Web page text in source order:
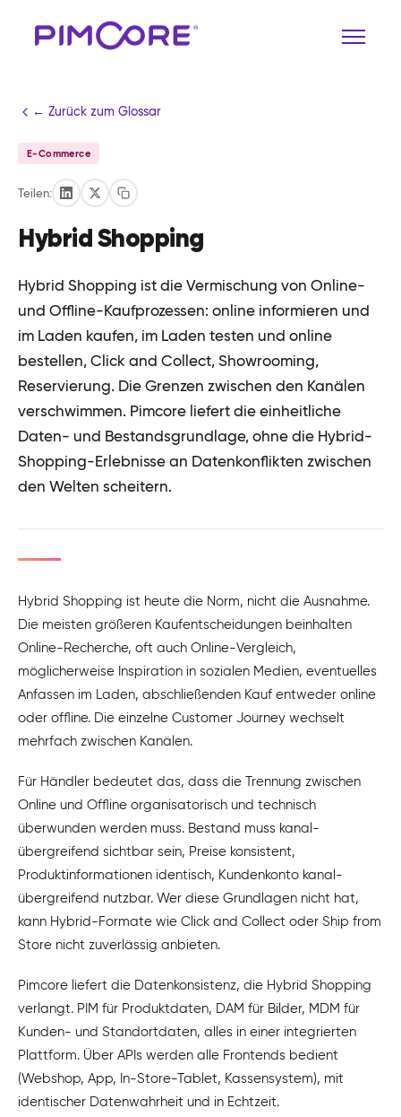
← Zurück zum Glossar
E-Commerce
Teilen:
Hybrid Shopping
Hybrid Shopping ist die Vermischung von Online-
und Offline-Kaufprozessen: online informieren und
im Laden kaufen, im Laden testen und online
bestellen, Click and Collect, Showrooming,
Reservierung. Die Grenzen zwischen den Kanälen
verschwimmen. Pimcore liefert die einheitliche
Daten- und Bestandsgrundlage, ohne die Hybrid-
Shopping-Erlebnisse an Datenkonflikten zwischen
den Welten scheitern.
Hybrid Shopping ist heute die Norm, nicht die Ausnahme.
Die meisten größeren Kaufentscheidungen beinhalten
Online-Recherche, oft auch Online-Vergleich,
möglicherweise Inspiration in sozialen Medien, eventuelles
Anfassen im Laden, abschließenden Kauf entweder online
oder offline. Die einzelne Customer Journey wechselt
mehrfach zwischen Kanälen.
Für Händler bedeutet das, dass die Trennung zwischen
Online und Offline organisatorisch und technisch
überwunden werden muss. Bestand muss kanal-
übergreifend sichtbar sein, Preise konsistent,
Produktinformationen identisch, Kundenkonto kanal-
übergreifend nutzbar. Wer diese Grundlagen nicht hat,
kann Hybrid-Formate wie Click and Collect oder Ship from
Store nicht zuverlässig anbieten.
Pimcore liefert die Datenkonsistenz, die Hybrid Shopping
verlangt. PIM für Produktdaten, DAM für Bilder, MDM für
Kunden- und Standortdaten, alles in einer integrierten
Plattform. Über APIs werden alle Frontends bedient
(Webshop, App, In-Store-Tablet, Kassensystem), mit
identischer Datenwahrheit und in Echtzeit.